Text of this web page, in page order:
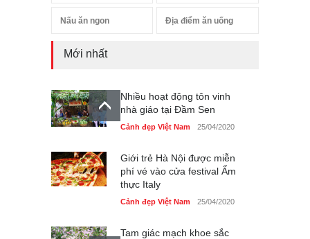
Nấu ăn ngon Địa điểm ăn uống
Mới nhất
Nhiều hoạt động tôn vinh
nhà giáo tại Đầm Sen
Cảnh đẹp Việt Nam 25/04/2020
Giới trẻ Hà Nội được miễn
phí vé vào cửa festival Ẩm
thực Italy
Cảnh đẹp Việt Nam 25/04/2020
Tam giác mạch khoe sắc